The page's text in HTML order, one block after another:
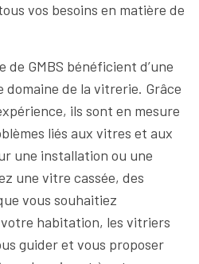
vos besoins en matière de
de GMBS bénéficient d’une
de la vitrerie. Grâce
ils sont en mesure
liés aux vitres et aux
une installation ou une
une vitre cassée, des
vous souhaitiez
habitation, les vitriers
guider et vous proposer